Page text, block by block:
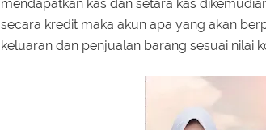
mendapatkan kas dan setara kas
secara kredit maka akun apa yang akan
keluaran dan penjualan barang sesuai nilai